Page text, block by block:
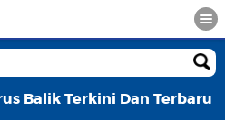
Balik Terkini Dan Terbaru